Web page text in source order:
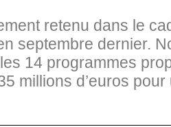
retenu dans le
septembre dernier.
14 programmes
millions d’euros